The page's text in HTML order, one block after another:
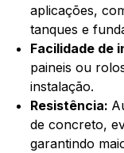
aplicações,
tanques e
Facilidade de
paineis ou
instalação.
Resistência:
de concreto,
garantindo